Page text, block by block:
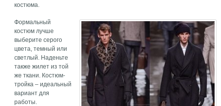
костюма.
Формальный
костюм лучше
выберите серого
цвета, темный или
светлый. Наденьте
также жилет из той
же ткани. Костюм-
тройка – идеальный
вариант для
работы.